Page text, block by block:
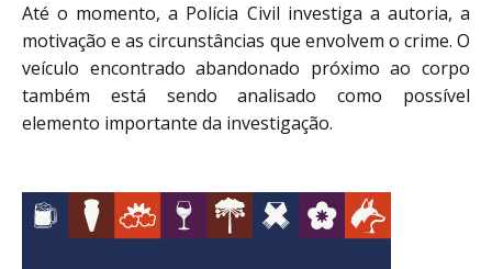
Até o momento, a Polícia Civil investiga a autoria, a
motivação e as circunstâncias que envolvem o crime. O
veículo encontrado abandonado próximo ao corpo
também está sendo analisado como possível
elemento importante da investigação.